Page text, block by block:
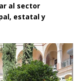
al sector
estatal y